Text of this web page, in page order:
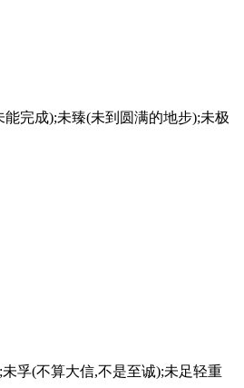
完成);未臻(未到圆满的地步);未极
孚(不算大信,不是至诚);未足轻重